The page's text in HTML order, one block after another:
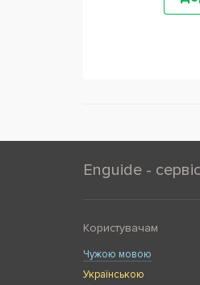
Enguide -
Користувачам
Чужою мовою
Українською